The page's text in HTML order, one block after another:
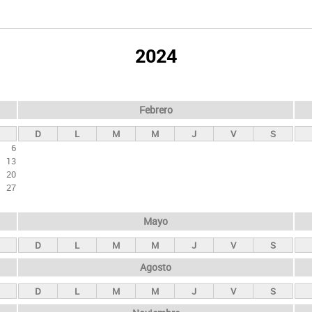
2024
6
13
20
27
Febrero
D L M M J V S
Mayo
D L M M J V S
Agosto
D L M M J V S